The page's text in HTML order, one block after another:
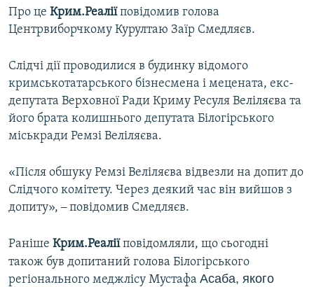
ДЕПОРТАЦІЯ
СВІДЧЕННЯ ОКУПАЦІЇ
УКРАЇНСЬКА ПРОБЛЕМА КРИМУ
ІНФОГРАФІКА
ЯК ОБІЙТИ БЛОКУВАННЯ
Русский
Qırımtatar
ДОЛУЧАЙСЯ!
Усі сайти RFE/RL
Про це Крим.Реаліїповідомив голова
Центрвиборчкому Курултаю Заїр Смедляєв.
Слідчі дії проводилися в будинку відомого
кримськотатарського бізнесмена і мецената, екс-
депутата Верховної Ради Криму Ресуля Веліляєва та
його брата колишнього депутата Білогірського
міськради Ремзі Веліляєва.
«Після обшуку Ремзі Веліляєва відвезли на допит до
Слідчого комітету. Через деякий час він вийшов з
допиту», –повідомив Смедляєв.
Раніше Крим.Реаліїповідомляли, що сьогодні
також був допитаний голова Білогірського
регіонального меджлісу Мустафа Асаба, якого